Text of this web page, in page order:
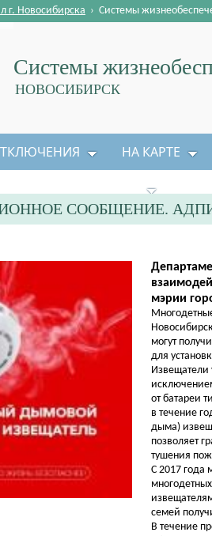
Системы
НОВОСИБИРСК
г. Новосибирска › Системы
НА КАРТЕ
СООБЩЕНИЕ.
мэрии
могут
для
от батареи
в течение
дыма)
позволяет
тушения
С 2017 года
семей
В течение